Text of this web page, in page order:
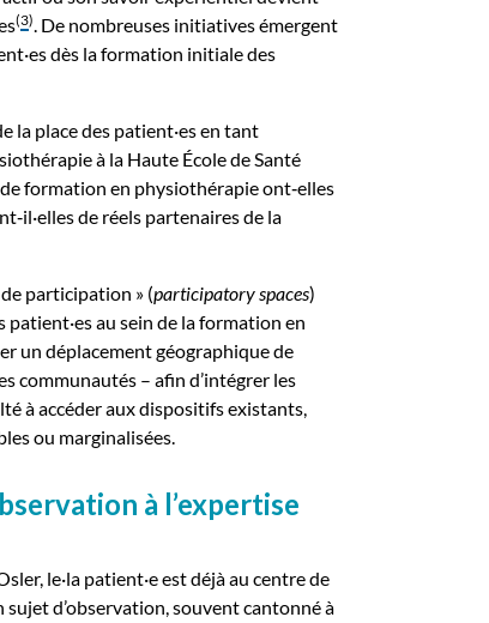
(3). De nombreuses initiatives émergent
dès la formation initiale des
la place des patient·es en tant
à la Haute École de Santé
formation en physiothérapie ont‑elles
de réels partenaires de la
participation » (participatory spaces)
patient·es au sein de la formation en
un déplacement géographique de
communautés – afin d’intégrer les
à accéder aux dispositifs existants,
ou marginalisées.
à l’expertise
le·la patient·e est déjà au centre de
sujet d’observation, souvent cantonné à